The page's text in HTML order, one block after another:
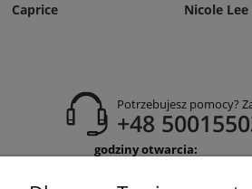
Caprice
Nicole Lee
Potrzebujesz pomocy?
+48
godziny otwarcia: